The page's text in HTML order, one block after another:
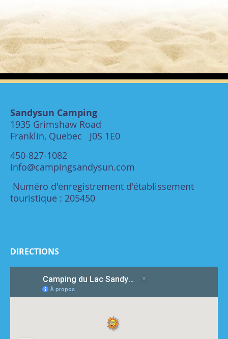
Sandysun Camping
1935 Grimshaw Road
Franklin, Quebec J0S 1E0
450-827-1082
info@campingsandysun.com
Numéro d'enregistrement d'établissement
touristique : 205450
DIRECTIONS